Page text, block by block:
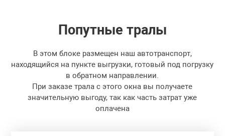
Попутные тралы
В этом блоке размещен наш автотранспорт,
находящийся на пункте выгрузки, готовый под погрузку
в обратном направлении.
При заказе трала с этого окна вы получаете
значительную выгоду, так как часть затрат уже
оплачена